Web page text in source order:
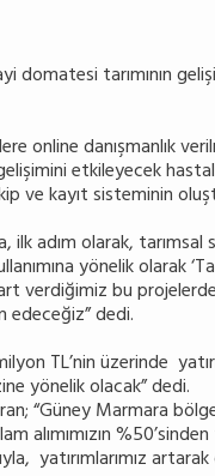
domatesi tarımının
online danışmanlık
etkileyecek
ve kayıt sisteminin
adım olarak, tarımsal
yönelik olarak
verdiğimiz bu
edeceğiz” dedi.
TL’nin üzerinde
yönelik olacak” dedi.
“Güney Marmara
yatırımlarımız